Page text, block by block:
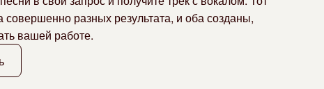
совершенно разных результата, и оба созданы,
вашей работе.